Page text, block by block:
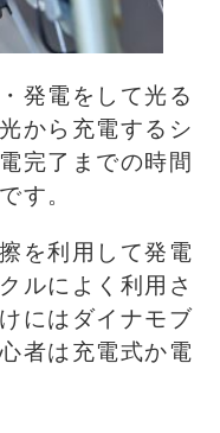
発電をして光る
から充電するシ
完了までの時間
す。
を利用して発電
ルによく利用さ
にはダイナモブ
者は充電式か電